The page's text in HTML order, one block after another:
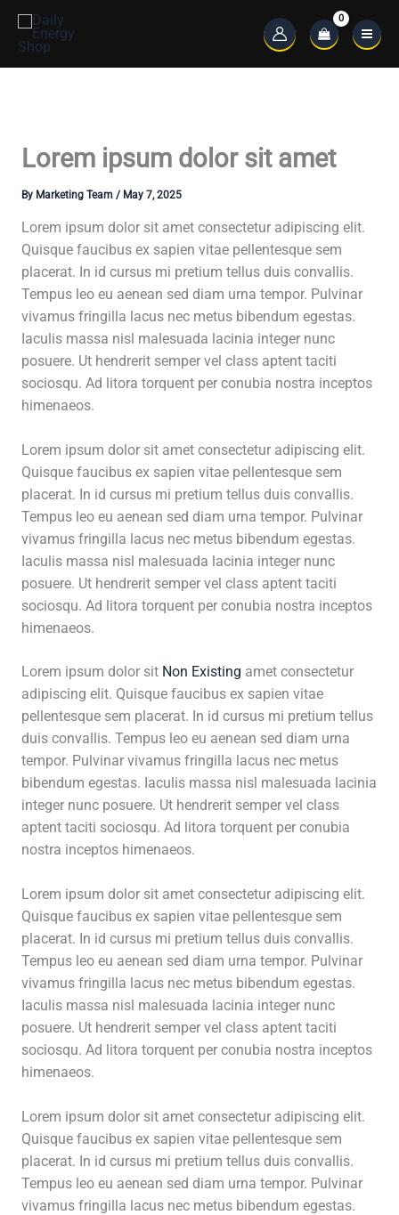
content
Main
Menu
Lorem ipsum dolor sit amet
By Marketing Team / May 7, 2025
Lorem ipsum dolor sit amet consectetur adipiscing elit.
Quisque faucibus ex sapien vitae pellentesque sem
placerat. In id cursus mi pretium tellus duis convallis.
Tempus leo eu aenean sed diam urna tempor. Pulvinar
vivamus fringilla lacus nec metus bibendum egestas.
Iaculis massa nisl malesuada lacinia integer nunc
posuere. Ut hendrerit semper vel class aptent taciti
sociosqu. Ad litora torquent per conubia nostra inceptos
himenaeos.
Lorem ipsum dolor sit amet consectetur adipiscing elit.
Quisque faucibus ex sapien vitae pellentesque sem
placerat. In id cursus mi pretium tellus duis convallis.
Tempus leo eu aenean sed diam urna tempor. Pulvinar
vivamus fringilla lacus nec metus bibendum egestas.
Iaculis massa nisl malesuada lacinia integer nunc
posuere. Ut hendrerit semper vel class aptent taciti
sociosqu. Ad litora torquent per conubia nostra inceptos
himenaeos.
Lorem ipsum dolor sit Non Existing amet consectetur
adipiscing elit. Quisque faucibus ex sapien vitae
pellentesque sem placerat. In id cursus mi pretium tellus
duis convallis. Tempus leo eu aenean sed diam urna
tempor. Pulvinar vivamus fringilla lacus nec metus
bibendum egestas. Iaculis massa nisl malesuada lacinia
integer nunc posuere. Ut hendrerit semper vel class
aptent taciti sociosqu. Ad litora torquent per conubia
nostra inceptos himenaeos.
Lorem ipsum dolor sit amet consectetur adipiscing elit.
Quisque faucibus ex sapien vitae pellentesque sem
placerat. In id cursus mi pretium tellus duis convallis.
Tempus leo eu aenean sed diam urna tempor. Pulvinar
vivamus fringilla lacus nec metus bibendum egestas.
Iaculis massa nisl malesuada lacinia integer nunc
posuere. Ut hendrerit semper vel class aptent taciti
sociosqu. Ad litora torquent per conubia nostra inceptos
himenaeos.
Lorem ipsum dolor sit amet consectetur adipiscing elit.
Quisque faucibus ex sapien vitae pellentesque sem
placerat. In id cursus mi pretium tellus duis convallis.
Tempus leo eu aenean sed diam urna tempor. Pulvinar
vivamus fringilla lacus nec metus bibendum egestas.